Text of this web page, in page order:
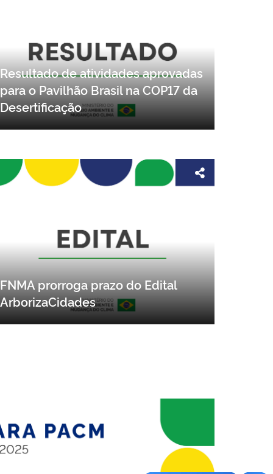
Resultado de atividades aprovadas
para o Pavilhão Brasil na COP17 da
FNMA prorroga prazo do Edital